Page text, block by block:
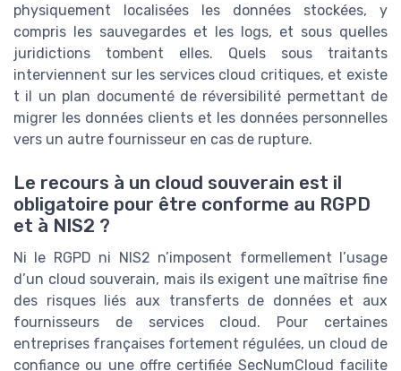
physiquement localisées les données stockées, y
compris les sauvegardes et les logs, et sous quelles
juridictions tombent elles. Quels sous traitants
interviennent sur les services cloud critiques, et existe
t il un plan documenté de réversibilité permettant de
migrer les données clients et les données personnelles
vers un autre fournisseur en cas de rupture.
Le recours à un cloud souverain est il
obligatoire pour être conforme au RGPD
et à NIS2 ?
Ni le RGPD ni NIS2 n’imposent formellement l’usage
d’un cloud souverain, mais ils exigent une maîtrise fine
des risques liés aux transferts de données et aux
fournisseurs de services cloud. Pour certaines
entreprises françaises fortement régulées, un cloud de
confiance ou une offre certifiée SecNumCloud facilite